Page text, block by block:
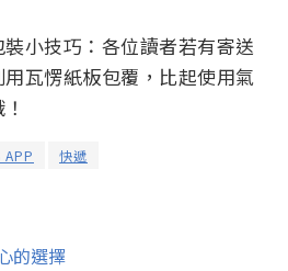
小技巧：各位讀者若有寄送
瓦愣紙板包覆，比起使用氣
APP 快遞
的選擇